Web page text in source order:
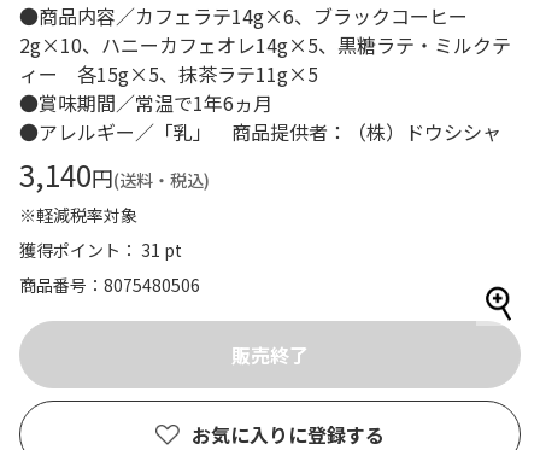
●商品内容／カフェラテ14g×6、ブラックコーヒー
2g×10、ハニーカフェオレ14g×5、黒糖ラテ・ミルクテ
ィー 各15g×5、抹茶ラテ11g×5
●賞味期間／常温で1年6ヵ月
●アレルギー／「乳」 商品提供者：（株）ドウシシャ
3,140円(送料・税込)
※軽減税率対象
獲得ポイント： 31 pt
商品番号
8075480506
お気に入りに登録する